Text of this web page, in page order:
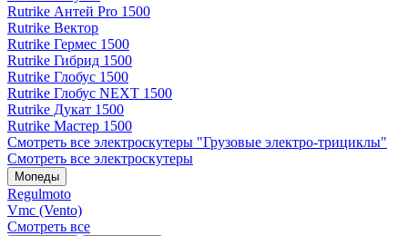
Rutrike Антей Pro 1500
Rutrike Вектор
Rutrike Гермес 1500
Rutrike Гибрид 1500
Rutrike Глобус 1500
Rutrike Глобус NEXT 1500
Rutrike Дукат 1500
Rutrike Мастер 1500
Смотреть все электро­скутеры "Грузовые электро‑трициклы"
Смотреть все электро­скутеры
Мопеды
Regulmoto
Vmc (Vento)
Смотреть все